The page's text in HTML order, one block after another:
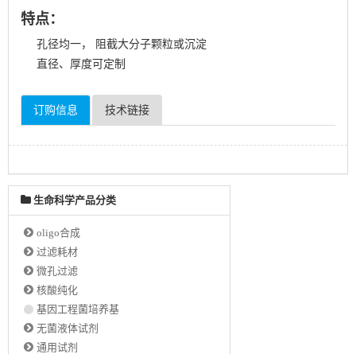
特点：
孔径均一， 阻截大分子颗粒或沉淀
直径、厚度可定制
订购信息 技术链接
生命科学产品分类
oligo合成
过滤耗材
微孔过滤
核酸纯化
基因工程菌培养基
无菌液体试剂
通用试剂